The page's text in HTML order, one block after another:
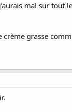
mal sur tout
grasse